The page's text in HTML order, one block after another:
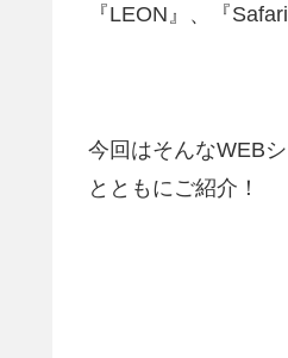
『LEON』、『
今回はそんなWEB
とともにご紹介！